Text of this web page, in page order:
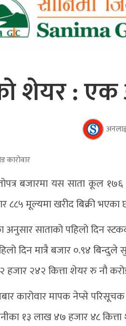
शेयर : एक
बजारमा यस साता कूल
८८५ मूल्यमा खरीद बिक्री भएका
साताको पहिलो दिन
दिन मात्रै बजार ०.९४ बिन्दुले
२४२ कित्ता शेयर रु नौ
कारोवार मापक नेप्से
१३ लाख ४७ हजार ४८